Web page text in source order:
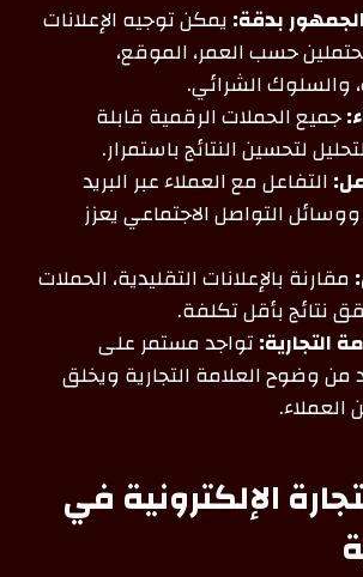
بدقة:يمكن توجيه الإعلانات
حسب العمر، الموقع،
والسلوك الشرائي.
جميع الحملات الرقمية قابلة
لتحسين النتائج باستمرار.
التفاعل مع العملاء عبر البريد
ووسائل التواصل الاجتماعي يعزز
مقارنة بالإعلانات التقليدية، الحملات
نتائج بأقل تكلفة.
التجارية:تواجد مستمر على
من وضوح العلامة التجارية ويخلق
العملاء.
الإلكترونية في